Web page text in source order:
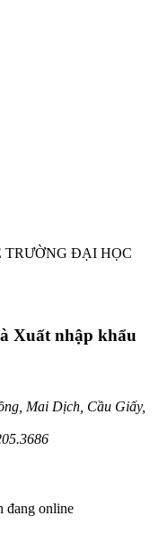
TRƯỜNG ĐẠI HỌC
Xuất nhập khẩu
Mai Dịch, Cầu Giấy,
đang online